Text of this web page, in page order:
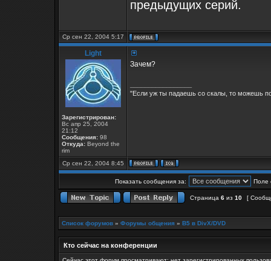
предыдущих серий.
Ср сен 22, 2004 5:17
Light
Зарегистрирован:
Вс апр 25, 2004
21:12
Сообщения: 98
Откуда: Beyond the
rim
Зачем?
"Если уж ты падаешь со скалы, то можешь
Ср сен 22, 2004 8:45
Показать сообщения за: Поле
Страница 6 из 10 [
Список форумов » Форумы общения » B5 в DivX/DVD
Кто сейчас на конференции